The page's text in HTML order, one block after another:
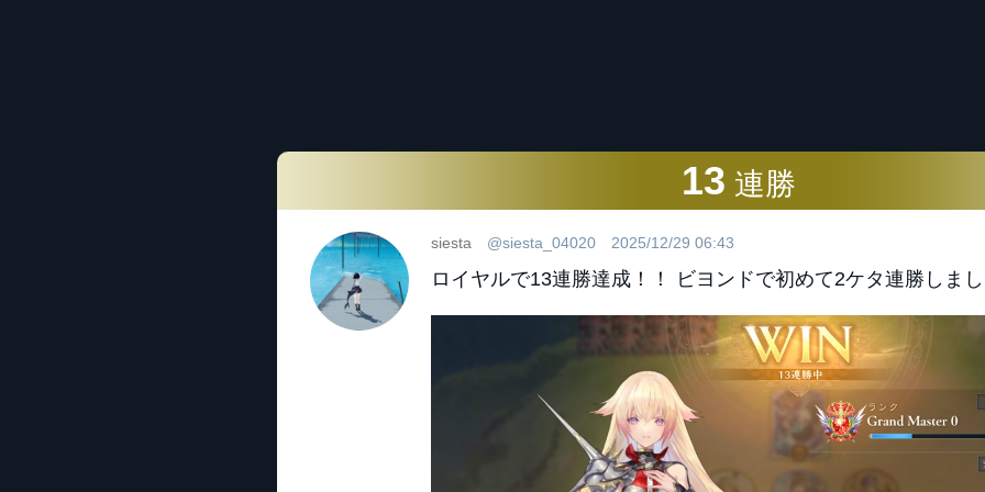
13 連勝
siesta @siesta_04020 2025/12/29 06:43
ロイヤルで13連勝達成！！ ビヨンドで初めて2ケタ連勝しま